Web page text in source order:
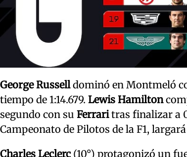
George Russelldominó en Montmeló
tiempo de 1:14.679. Lewis Hamilton
segundo con su Ferraritras finalizar a
Campeonato de Pilotos de la F1,
Charles Leclerc(10°) protagonizó un